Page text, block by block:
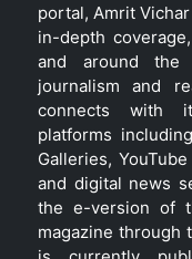
portal, Amrit
in-depth
and around the
journalism and
connects with
platforms
Galleries,
and digital news
the e-version of
magazine through